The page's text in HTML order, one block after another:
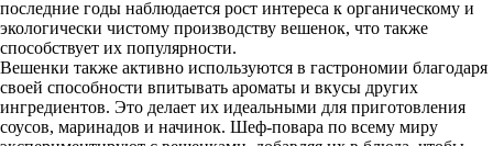
последние годы наблюдается рост интереса к органическому и
экологически чистому производству вешенок, что также
способствует их популярности.
Вешенки также активно используются в гастрономии благодаря
своей способности впитывать ароматы и вкусы других
ингредиентов. Это делает их идеальными для приготовления
соусов, маринадов и начинок. Шеф-повара по всему миру